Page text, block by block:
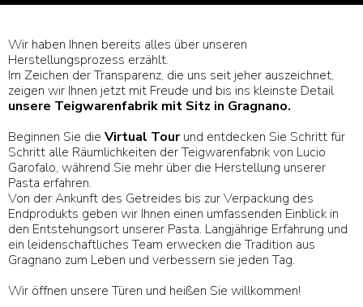
Wir haben Ihnen bereits alles über unseren
Herstellungsprozess erzählt.
Im Zeichen der Transparenz, die uns seit jeher auszeichnet,
zeigen wir Ihnen jetzt mit Freude und bis ins kleinste Detail
unsere Teigwarenfabrik mit Sitz in Gragnano.
Beginnen Sie die Virtual Tourund entdecken Sie Schritt für
Schritt alle Räumlichkeiten der Teigwarenfabrik von Lucio
Garofalo, während Sie mehr über die Herstellung unserer
Pasta erfahren.
Von der Ankunft des Getreides bis zur Verpackung des
Endprodukts geben wir Ihnen einen umfassenden Einblick in
den Entstehungsort unserer Pasta. Langjährige Erfahrung und
ein leidenschaftliches Team erwecken die Tradition aus
Gragnano zum Leben und verbessern sie jeden Tag.
Wir öffnen unsere Türen und heißen Sie willkommen!